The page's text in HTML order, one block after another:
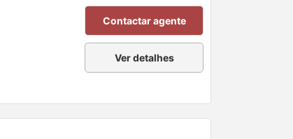
Contactar agente
Ver detalhes